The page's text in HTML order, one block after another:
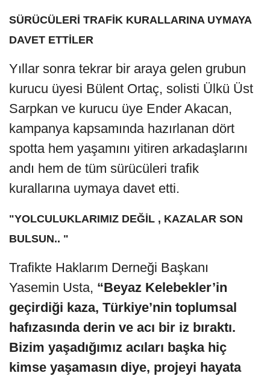
SÜRÜCÜLERİ TRAFİK KURALLARINA UYMAYA
DAVET ETTİLER
Yıllar sonra tekrar bir araya gelen grubun
kurucu üyesi Bülent Ortaç, solisti Ülkü Üst
Sarpkan ve kurucu üye Ender Akacan,
kampanya kapsamında hazırlanan dört
spotta hem yaşamını yitiren arkadaşlarını
andı hem de tüm sürücüleri trafik
kurallarına uymaya davet etti.
"YOLCULUKLARIMIZ DEĞİL , KAZALAR SON
BULSUN.. "
Trafikte Haklarım Derneği Başkanı
Yasemin Usta, “Beyaz Kelebekler’in
geçirdiği kaza, Türkiye’nin toplumsal
hafızasında derin ve acı bir iz bıraktı.
Bizim yaşadığımız acıları başka hiç
kimse yaşamasın diye, projeyi hayata